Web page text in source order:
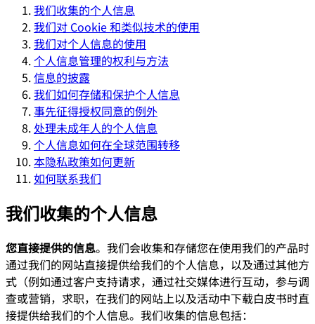
我们收集的个人信息
我们对 Cookie 和类似技术的使用
我们对个人信息的使用
个人信息管理的权利与方法
信息的披露
我们如何存储和保护个人信息
事先征得授权同意的例外
处理未成年人的个人信息
个人信息如何在全球范围转移
本隐私政策如何更新
如何联系我们
我们收集的个人信息
您直接提供的信息。我们会收集和存储您在使用我们的产品时
通过我们的网站直接提供给我们的个人信息，以及通过其他方
式（例如通过客户支持请求，通过社交媒体进行互动，参与调
查或营销，求职，在我们的网站上以及活动中下载白皮书时直
接提供给我们的个人信息。我们收集的信息包括：